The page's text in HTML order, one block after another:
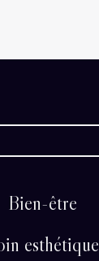
Bien-être
esthétique